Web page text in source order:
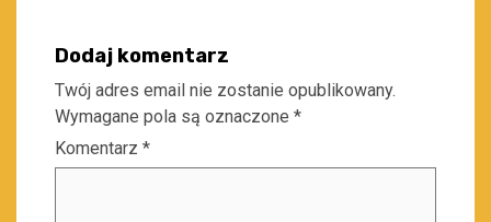
Dodaj komentarz
Twój adres email nie zostanie opublikowany.
Wymagane pola są oznaczone *
Komentarz *